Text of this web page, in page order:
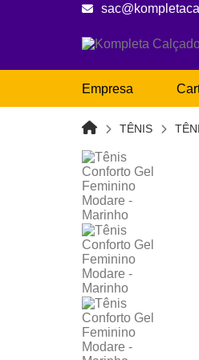
Empresa
TÊNIS